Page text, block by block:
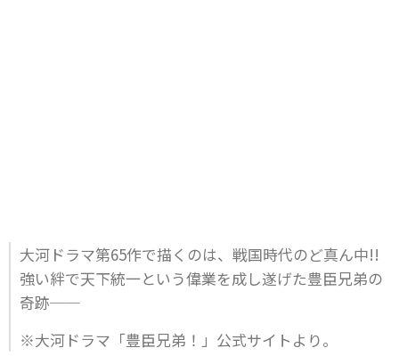
大河ドラマ第65作で描くのは、戦国時代のど真ん中!!
強い絆で天下統一という偉業を成し遂げた豊臣兄弟の
奇跡──
※大河ドラマ「豊臣兄弟！」公式サイトより。